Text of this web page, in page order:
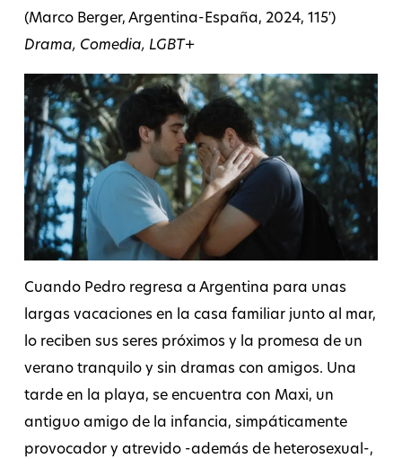
(Marco Berger, Argentina-España, 2024, 115′)
Drama, Comedia, LGBT+
Cuando Pedro regresa a Argentina para unas
largas vacaciones en la casa familiar junto al mar,
lo reciben sus seres próximos y la promesa de un
verano tranquilo y sin dramas con amigos. Una
tarde en la playa, se encuentra con Maxi, un
antiguo amigo de la infancia, simpáticamente
provocador y atrevido -además de heterosexual-,